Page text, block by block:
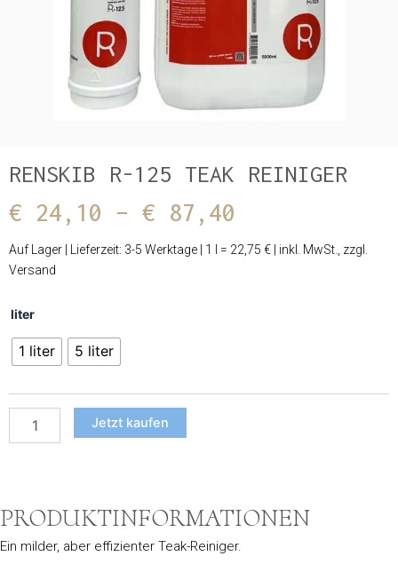
RENSKIB R-125 TEAK REINIGER
€ 24,10 – € 87,40
€ 24,10
Auf Lager | Lieferzeit: 3-5 Werktage | 1 l = 22,75 € | inkl. MwSt., zzgl.
Versand
liter
1 liter 5 liter
Renskib
125
Teak
Menge
Jetzt kaufen
PRODUKTINFORMATIONEN
Ein milder, aber effizienter Teak-Reiniger.